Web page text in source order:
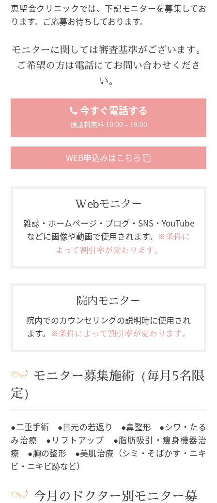
恵聖会クリニックでは、下記モニターを募集してお
ります。ご応募お待ちしております。
モニターに関しては審査基準がございます。
ご希望の方は電話にてお問い合わせくださ
い。
今すぐ電話する
通話料無料 10:00 – 19:00
WEB申込みはこちら
Webモニター
雑誌・ホームページ・ブログ・SNS・YouTube
などに画像や動画で使用されます。
※条件に
よって割引率が変わります。
院内モニター
院内でのカウンセリングの説明時に使用され
ます。
※条件によって割引率が変わります。
モニター募集施術（毎月5名限
定）
●二重手術 ●目元の若返り ●鼻整形 ●シワ・たる
み治療 ●リフトアップ ●脂肪吸引・痩身機器治
療 ●胸の整形 ●美肌治療（シミ・そばかす・ニキ
ビ・ニキビ跡など）
今月のドクター別モニター募